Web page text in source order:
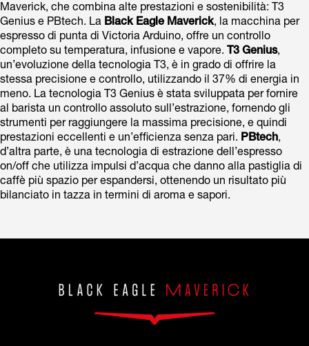
Maverick, che combina alte prestazioni e sostenibilità: T3
Genius e PBtech. La Black Eagle Maverick, la macchina per
espresso di punta di Victoria Arduino, offre un controllo
completo su temperatura, infusione e vapore. T3 Genius,
un’evoluzione della tecnologia T3, è in grado di offrire la
stessa precisione e controllo, utilizzando il 37% di energia in
meno. La tecnologia T3 Genius è stata sviluppata per fornire
al barista un controllo assoluto sull’estrazione, fornendo gli
strumenti per raggiungere la massima precisione, e quindi
prestazioni eccellenti e un’efficienza senza pari. PBtech,
d’altra parte, è una tecnologia di estrazione dell’espresso
on/off che utilizza impulsi d’acqua che danno alla pastiglia di
caffè più spazio per espandersi, ottenendo un risultato più
bilanciato in tazza in termini di aroma e sapori.